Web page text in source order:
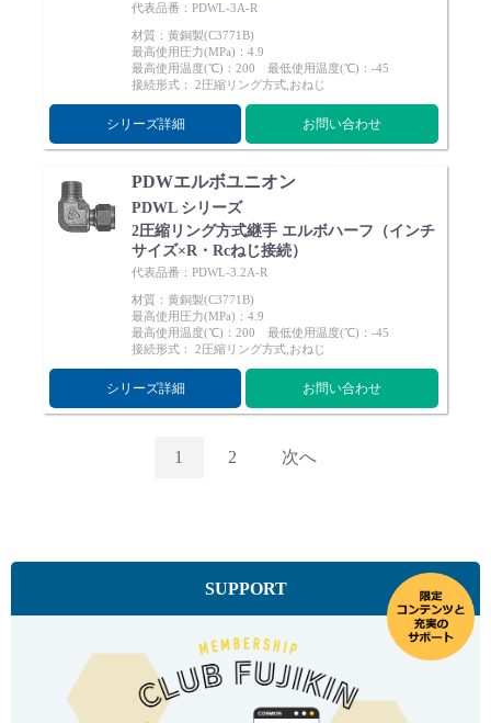
代表品番：PDWL-3A-R
材質：黄銅製(C3771B)
最高使用圧力(MPa)：4.9
最高使用温度(℃)：200 最低使用温度(℃)：-45
接続形式： 2圧縮リング方式,おねじ
シリーズ詳細 お問い合わせ
PDWエルボユニオン
PDWL シリーズ
2圧縮リング方式継手 エルボハーフ（インチ
サイズ×R・Rcねじ接続）
代表品番：PDWL-3.2A-R
材質：黄銅製(C3771B)
最高使用圧力(MPa)：4.9
最高使用温度(℃)：200 最低使用温度(℃)：-45
接続形式： 2圧縮リング方式,おねじ
シリーズ詳細 お問い合わせ
1 2 次へ
SUPPORT